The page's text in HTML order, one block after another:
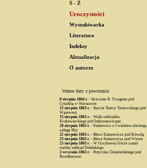
Ś - Ż
Uroczystości
Wyszukiwarka
Literatura
Indeksy
Aktualizacja
O autorze
Ważne daty z powstania:
8 sierpnia 1864 r.- Stracenie R. Traugutta pod
Cytadelą w Warszawie
15 sierpnia 1863 r.- Starcie Tetery-Taniewskiego pod
Wąsowem
15 sierpnia 1863 r.- Walki oddziałów
Krukowieckiego pod Imbramowicami
20 sierpnia 1863 r.- Eminowicz z Ćwiekiem alarmują
załogę Iłży
21 sierpnia 1863 r.- Bitwa Eminowicza pod Kowalą
23 sierpnia 1863 r.- Bitwa Eminowicza pod Wirem
25 sierpnia 1863 r.- W Grzybowej Górze został
rozbity oddział Dolińskiego
3 wrzesnia 1863 r.- Potyczka Chmieleńskiego pod
Przedborzem